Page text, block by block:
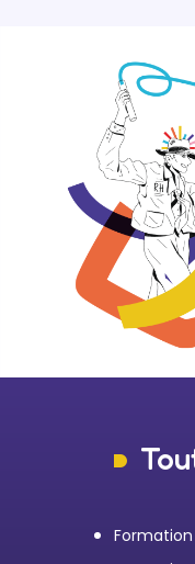
personnel